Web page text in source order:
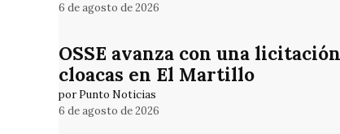
6 de agosto de 2026
OSSE avanza con una
cloacas en El Martillo
por Punto Noticias
6 de agosto de 2026